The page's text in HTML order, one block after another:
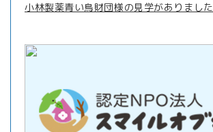
小林製薬青い鳥財団様の見学がありました